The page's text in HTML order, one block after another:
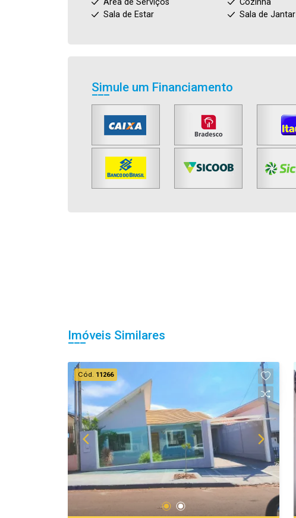
Área de Serviços Cozinha
Sala de Estar
Sala de Jantar
Simule um Financiamento
Imóveis Similares
Cód. 11266